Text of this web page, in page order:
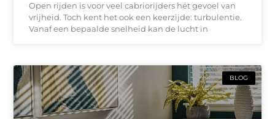
Open rijden is voor veel cabriorijders hét gevoel van
vrijheid. Toch kent het ook een keerzijde: turbulentie.
Vanaf een bepaalde snelheid kan de lucht in
BLOG